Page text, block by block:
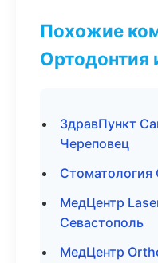
Похожие
Ортодонтия
ЗдравПункт
Череповец
Стоматология
МедЦентр
Севастополь
МедЦентр